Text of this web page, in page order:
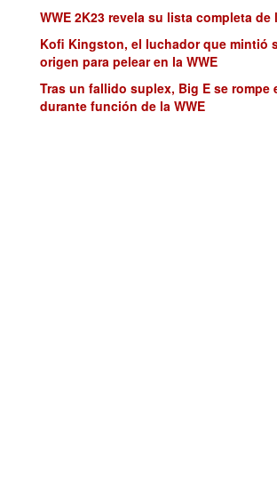
WWE 2K23 revela su lista completa
Kofi Kingston, el luchador que mintió
origen para pelear en la WWE
Tras un fallido suplex, Big E se rompe
durante función de la WWE